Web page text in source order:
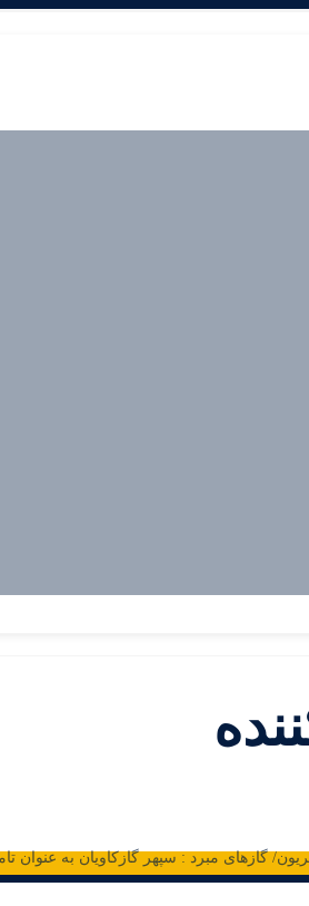
گازهای مبرد : سپهر گازکاویان به عنوان